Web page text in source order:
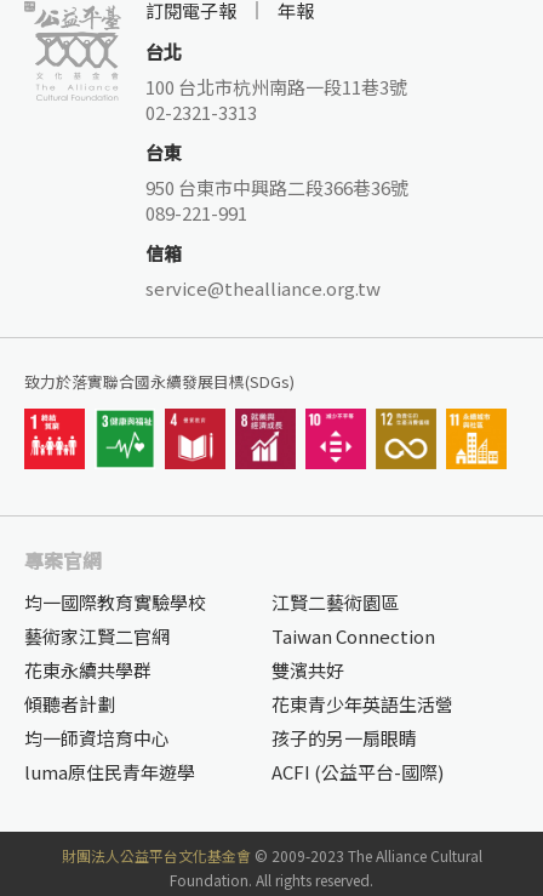
訂閱電子報
年報
台北
100 台北市杭州南路一段11巷3號
02-2321-3313
台東
950 台東市中興路二段366巷36號
089-221-991
信箱
service@thealliance.org.tw
致力於落實聯合國永續發展目標(SDGs)
專案官網
均一國際教育實驗學校
江賢二藝術園區
藝術家江賢二官網
Taiwan Connection
花東永續共學群
雙濱共好
傾聽者計劃
花東青少年英語生活營
均一師資培育中心
孩子的另一扇眼睛
luma原住民青年遊學
ACFI (公益平台-國際)
財團法人公益平台文化基金會© 2009-2023 The Alliance Cultural
Foundation. All rights reserved.